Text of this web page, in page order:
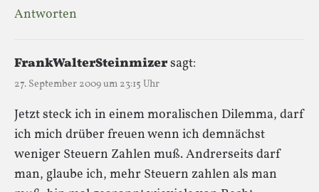
Antworten
FrankWalterSteinmizersagt:
27. September 2009 um 23:15 Uhr
Jetzt steck ich in einem moralischen Dilemma, darf
ich mich drüber freuen wenn ich demnächst
weniger Steuern Zahlen muß. Andrerseits darf
man, glaube ich, mehr Steuern zahlen als man